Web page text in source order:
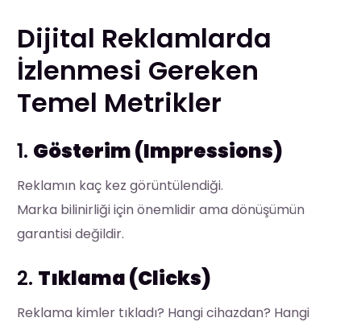
Dijital Reklamlarda
İzlenmesi Gereken
Temel Metrikler
1. Gösterim (Impressions)
Reklamın kaç kez görüntülendiği.
Marka bilinirliği için önemlidir ama dönüşümün
garantisi değildir.
2. Tıklama (Clicks)
Reklama kimler tıkladı? Hangi cihazdan? Hangi